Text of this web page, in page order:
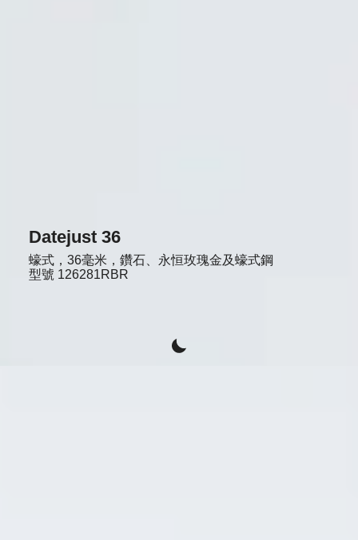
Datejust 36
蠔式，36毫米，鑽石、永恒玫瑰金及蠔式鋼
型號 126281RBR